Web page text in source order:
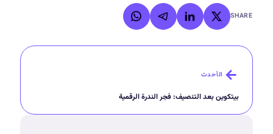
SHARE
الأحدث
بيتكوين بعد التنصيف: فجر الندرة الرقمية